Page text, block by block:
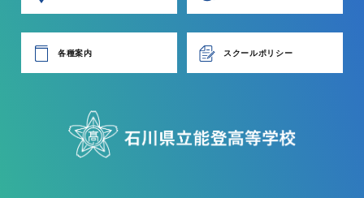
各種案内 スクールポリシー